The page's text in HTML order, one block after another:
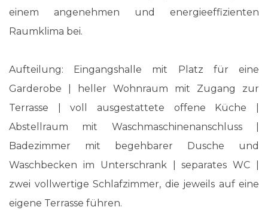
einem angenehmen und energieeffizienten
Raumklima bei.
Aufteilung: Eingangshalle mit Platz für eine
Garderobe | heller Wohnraum mit Zugang zur
Terrasse | voll ausgestattete offene Küche |
Abstellraum mit Waschmaschinenanschluss |
Badezimmer mit begehbarer Dusche und
Waschbecken im Unterschrank | separates WC |
zwei vollwertige Schlafzimmer, die jeweils auf eine
eigene Terrasse führen.